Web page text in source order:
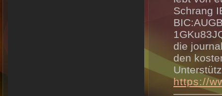
Schrang
die
den
https://